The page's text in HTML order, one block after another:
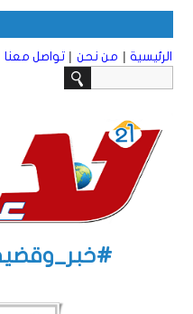
الرئيسية | من نحن | تواصل معنا